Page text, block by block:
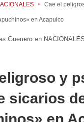
Cae el
en Acapulco
Guerrero en NACIONALES
y
sicarios